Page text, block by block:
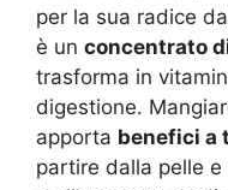
per la sua radice
è un concentrato
trasforma in
digestione.
apporta benefici a
partire dalla pelle